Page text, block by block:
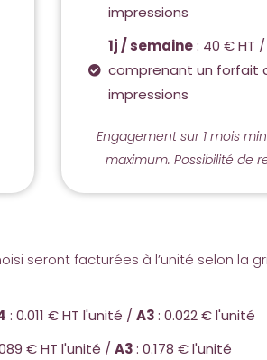
impressions
1j / semaine: 40 € HT
comprenant un forfait
impressions
Engagement sur 1 mois
maximum. Possibilité de
seront facturées à l’unité selon la
: 0.011 € HT l'unité / A3: 0.022 € l'unité
€ HT l'unité / A3: 0.178 € l'unité